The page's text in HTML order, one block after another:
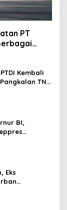
PT
Kembali
TNI
BI,
Eks